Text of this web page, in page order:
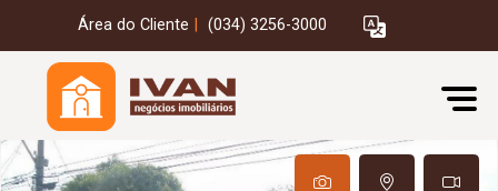
Área do Cliente (034) 3256-3000